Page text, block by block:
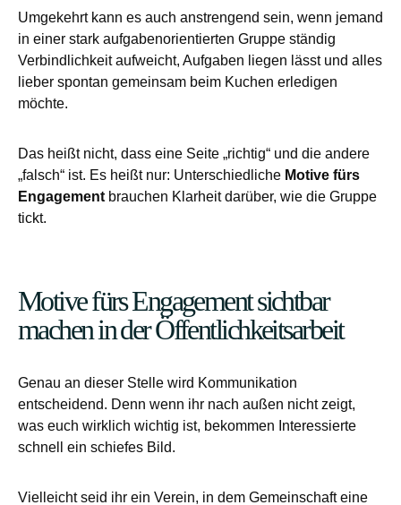
Umgekehrt kann es auch anstrengend sein, wenn jemand
in einer stark aufgabenorientierten Gruppe ständig
Verbindlichkeit aufweicht, Aufgaben liegen lässt und alles
lieber spontan gemeinsam beim Kuchen erledigen
möchte.
Das heißt nicht, dass eine Seite „richtig“ und die andere
„falsch“ ist. Es heißt nur: Unterschiedliche Motive fürs
Engagement brauchen Klarheit darüber, wie die Gruppe
tickt.
Motive fürs Engagement sichtbar
machen in der Öffentlichkeitsarbeit
Genau an dieser Stelle wird Kommunikation
entscheidend. Denn wenn ihr nach außen nicht zeigt,
was euch wirklich wichtig ist, bekommen Interessierte
schnell ein schiefes Bild.
Vielleicht seid ihr ein Verein, in dem Gemeinschaft eine